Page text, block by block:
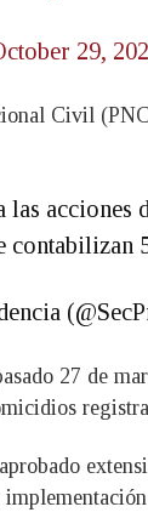
29,
Civil
las acciones
27 de